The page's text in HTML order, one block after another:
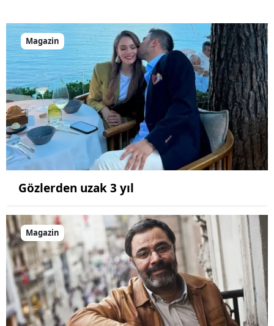
Magazin
Gözlerden uzak 3 yıl
Magazin